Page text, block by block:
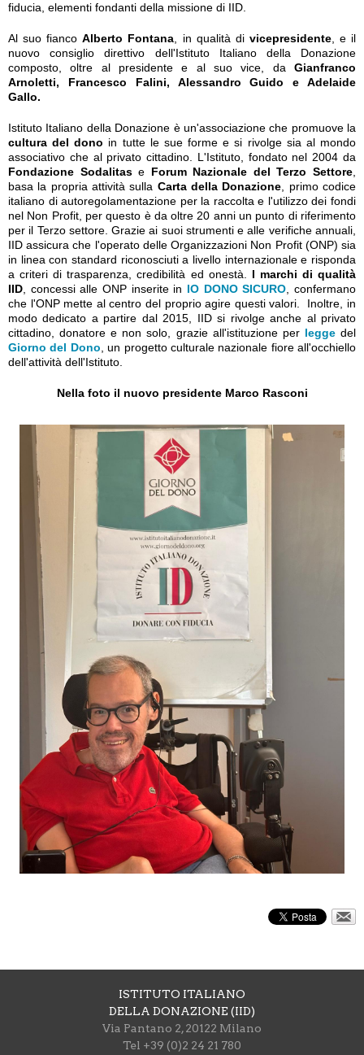
fiducia, elementi fondanti della missione di IID.
Al suo fiancoAlberto Fontana , in qualità divicepresidente, e il
nuovo consiglio direttivo dell'Istituto Italiano della Donazione
composto, oltre al presidente e al suo vice, da Gianfranco
Arnoletti, Francesco Falini, Alessandro Guido e Adelaide
Gallo.
Istituto Italiano della Donazione è un'associazione che promuove la
cultura del dono in tutte le sue forme e si rivolge sia al mondo
associativo che al privato cittadino. L'Istituto, fondato nel 2004 da
Fondazione Sodalitase Forum Nazionale del Terzo Settore
basa la propria attività sulla Carta della Donazione , primo codice
italiano di autoregolamentazione per la raccolta e l'utilizzo dei fondi
nel Non Profit, per questo è da oltre 20 anni un punto di riferimento
per il Terzo settore. Grazie ai suoi strumenti e alle verifiche annuali,
IID assicura che l'operato delle Organizzazioni Non Profit (ONP) sia
in linea con standard riconosciuti a livello internazionale e risponda
a criteri di trasparenza, credibilità ed onestà. I marchi di qualità
IID , concessi alle ONP inserite in IO DONO SICURO , confermano
che l'ONP mette al centro del proprio agire questi valori. Inoltre, in
modo dedicato a partire dal 2015, IID si rivolge anche al privato
cittadino, donatore e non solo, grazie all'istituzione per leggedel
Giorno del Dono , un progetto culturale nazionale fiore all'occhiello
dell'attività dell'Istituto.
Nella foto il nuovo presidente Marco Rasconi
ISTITUTO ITALIANO
DELLA DONAZIONE (IID)
Via Pantano 2, 20122 Milano
Tel +39 (0)2 24 21 780